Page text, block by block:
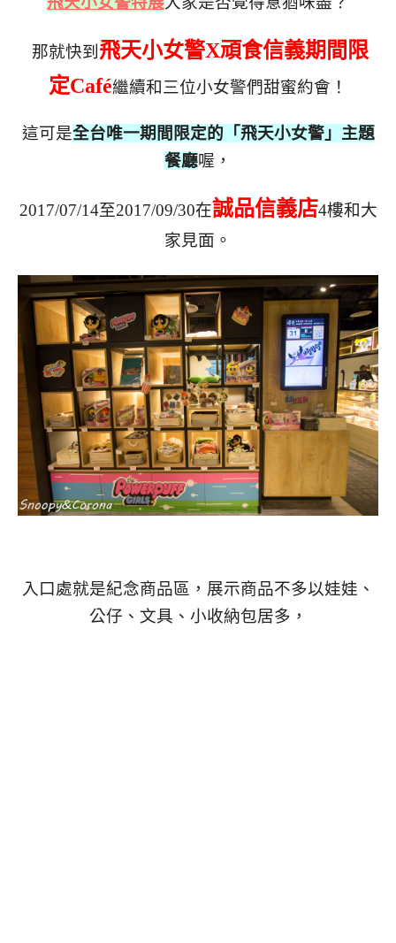
那就快到 飛天小女警X頑食信義期間限
定Café繼續和三位小女警們甜蜜約會！
這可是全台唯一期間限定的「飛天小女警」主題
餐廳喔，
2017/07/14至2017/09/30在誠品信義店4樓和大
家見面。
入口處就是紀念商品區，展示商品不多以娃娃、
公仔、文具、小收納包居多，